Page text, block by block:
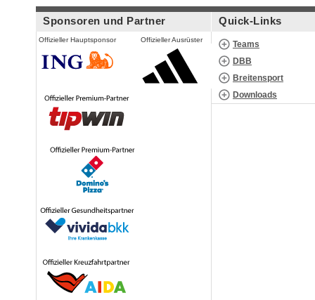
Sponsoren und Partner
Offizieller Hauptsponsor Offizieller Ausrüster
Quick-Links
Teams
DBB
Breitensport
Downloads